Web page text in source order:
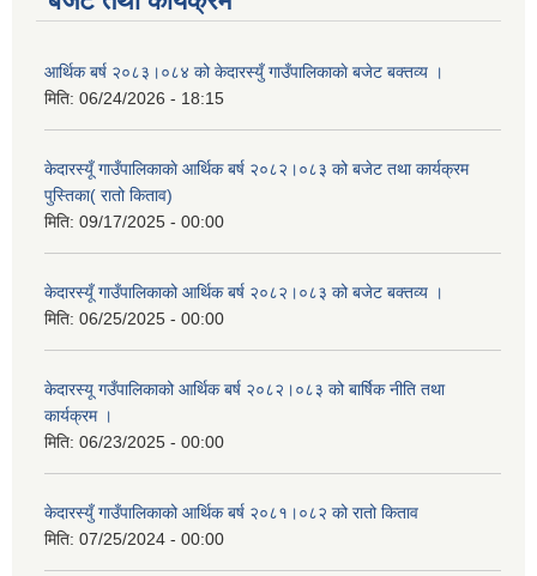
आर्थिक बर्ष २०८३।०८४ को केदारस्युँ गाउँपालिकाकाे बजेट बक्तव्य ।
मिति: 06/24/2026 - 18:15
केदारस्यूँ गाउँपालिकाकाे आर्थिक बर्ष २०८२।०८३ को बजेट तथा कार्यक्रम
पुस्तिका( रातो किताव)
मिति: 09/17/2025 - 00:00
केदारस्यूँ गाउँपालिकाको आर्थिक बर्ष २०८२।०८३ को बजेट बक्तव्य ।
मिति: 06/25/2025 - 00:00
केदारस्यू गउँपालिकाको आर्थिक बर्ष २०८२।०८३ को बार्षिक नीति तथा
कार्यक्रम ।
मिति: 06/23/2025 - 00:00
केदारस्युँ गाउँपालिकाको आर्थिक बर्ष २०८१।०८२ को रातो किताव
मिति: 07/25/2024 - 00:00